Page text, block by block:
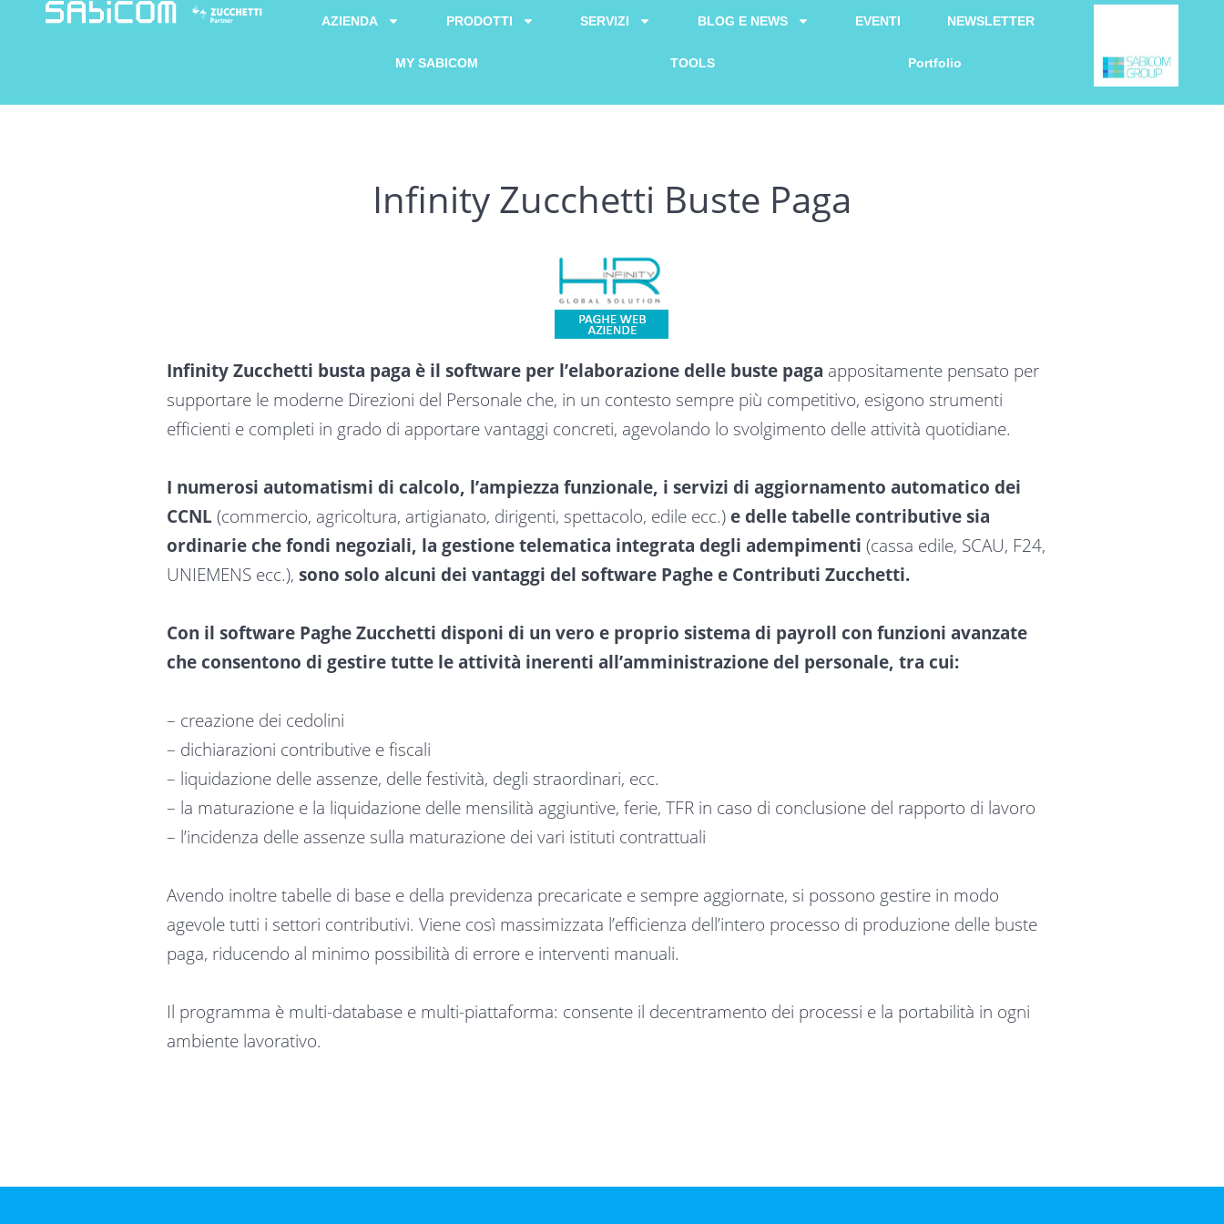
AZIENDA PRODOTTI SERVIZI BLOG E NEWS EVENTI NEWSLETTER
MY SABICOM TOOLS Portfolio
Infinity Zucchetti Buste Paga
Infinity Zucchetti busta paga è il software per l’elaborazione delle buste paga appositamente pensato per
supportare le moderne Direzioni del Personale che, in un contesto sempre più competitivo, esigono strumenti
efficienti e completi in grado di apportare vantaggi concreti, agevolando lo svolgimento delle attività quotidiane.
I numerosi automatismi di calcolo, l’ampiezza funzionale, i servizi di aggiornamento automatico dei
CCNL (commercio, agricoltura, artigianato, dirigenti, spettacolo, edile ecc.)e delle tabelle contributive sia
ordinarie che fondi negoziali, la gestione telematica integrata degli adempimenti (cassa edile, SCAU, F24,
UNIEMENS ecc.), sono solo alcuni dei vantaggi del software Paghe e Contributi Zucchetti.
Con il software Paghe Zucchetti disponi di un vero e proprio sistema di payroll con funzioni avanzate
che consentono di gestire tutte le attività inerenti all’amministrazione del personale, tra cui:
– creazione dei cedolini
– dichiarazioni contributive e fiscali
– liquidazione delle assenze, delle festività, degli straordinari, ecc.
– la maturazione e la liquidazione delle mensilità aggiuntive, ferie, TFR in caso di conclusione del rapporto di lavoro
– l’incidenza delle assenze sulla maturazione dei vari istituti contrattuali
Avendo inoltre tabelle di base e della previdenza precaricate e sempre aggiornate, si possono gestire in modo
agevole tutti i settori contributivi. Viene così massimizzata l’efficienza dell’intero processo di produzione delle buste
paga, riducendo al minimo possibilità di errore e interventi manuali.
Il programma è multi-database e multi-piattaforma: consente il decentramento dei processi e la portabilità in ogni
ambiente lavorativo.